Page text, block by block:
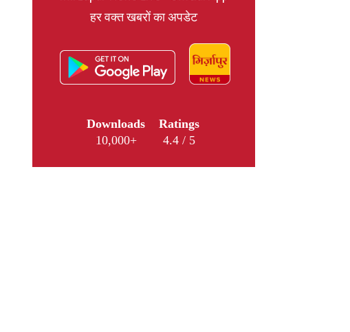
हर वक्त खबरों का अपडेट
Downloads
10,000+
Ratings
4.4 / 5